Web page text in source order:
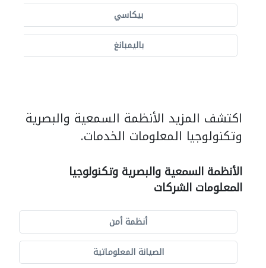
بيكاسي
باليمبانغ
اكتشف المزيد الأنظمة السمعية والبصرية
وتكنولوجيا المعلومات الخدمات.
الأنظمة السمعية والبصرية وتكنولوجيا
المعلومات الشركات
أنظمة أمن
الصيانة المعلوماتية